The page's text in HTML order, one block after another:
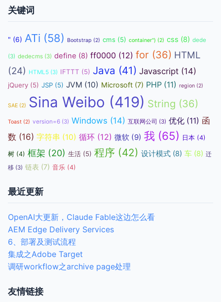
关键词
" (6) ATi (58) Bootstrap (2) cms (5) container") (2) css (8) dede
(3) dedecms (3) define (8) ff0000 (12) for (36) HTML
(24) HTML5 (3) IFTTT (5) Java (41) Javascript (14)
jQuery (5) JSP (5) JVM (10) Microsoft (7) PHP (11) region (2)
SAE (2) Sina Weibo (419) String (36)
Toast (2) version=6 (3) Windows (14) 互联网公司 (3) 优化 (11) 函
数 (16) 字符串 (10) 循环 (12) 微软 (9) 我 (65) 日本 (4)
树 (4) 框架 (20) 生活 (5) 程序 (42) 设计模式 (8) 车 (8) 迁
移 (3) 链表 (7) 音乐 (4)
最近更新
OpenAI大更新，Claude Fable这边怎么看
AEM Edge Delivery Services
6、部署及测试流程
集成之Adobe Target
调研workflow之archive page处理
友情链接